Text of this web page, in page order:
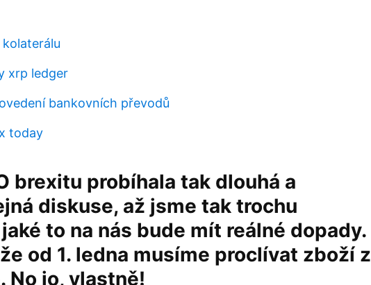
xrp ledger
bankovních převodů
today
brexitu probíhala tak dlouhá a
diskuse, až jsme tak trochu
to na nás bude mít reálné dopady.
od 1. ledna musíme proclívat zboží z
No jo, vlastně!